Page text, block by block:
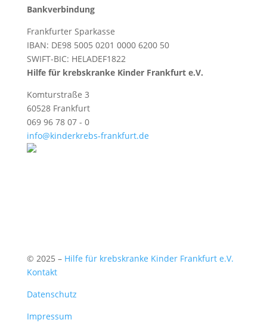
Bankverbindung
Frankfurter Sparkasse
IBAN: DE98 5005 0201 0000 6200 50
SWIFT-BIC: HELADEF1822
Hilfe für krebskranke Kinder Frankfurt e.V.
Komturstraße 3
60528 Frankfurt
069 96 78 07 - 0
info@kinderkrebs-frankfurt.de
© 2025 – Hilfe für krebskranke Kinder Frankfurt e.V.
Kontakt
Datenschutz
Impressum